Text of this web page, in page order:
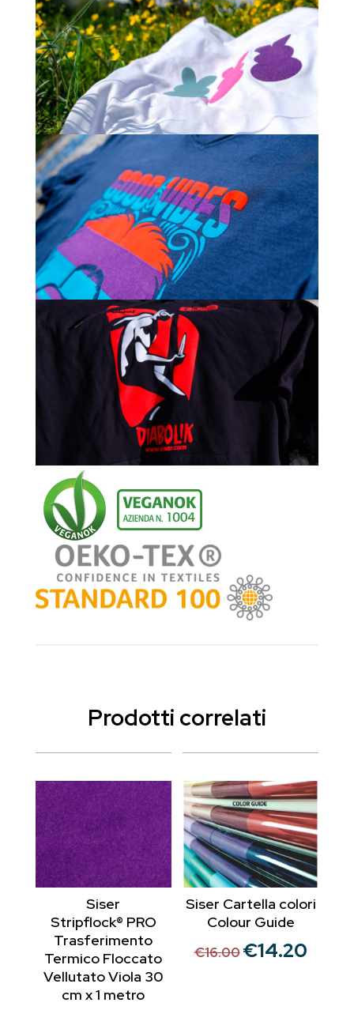
Prodotti correlati
Siser
Stripflock® PRO
Trasferimento
Termico Floccato
Vellutato Viola 30
cm x 1 metro
Siser Cartella colori
Colour Guide
€16.00 Il
€14.20Il